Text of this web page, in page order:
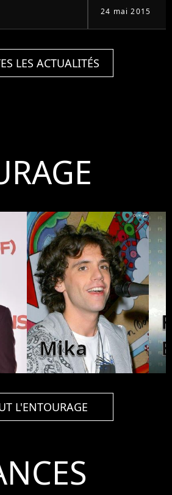
24 mai 2015
LES ACTUALITÉS
Mika
L'ENTOURAGE